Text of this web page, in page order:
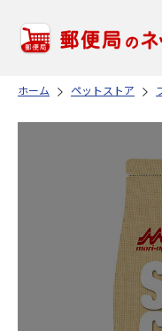
ホーム ペットストア